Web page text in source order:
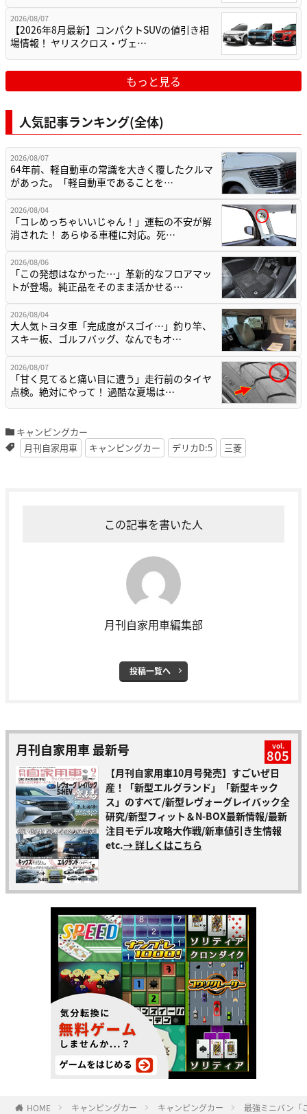
2026/08/07
【2026年8月最新】コンパクトSUVの値引き相
場情報！ ヤリスクロス・ヴェ…
もっと見る
人気記事ランキング(全体)
2026/08/07
64年前、軽自動車の常識を大きく覆したクルマ
があった。「軽自動車であることを…
2026/08/04
「コレめっちゃいいじゃん！」運転の不安が解
消された！ あらゆる車種に対応。死…
2026/08/06
「この発想はなかった…」革新的なフロアマッ
トが登場。純正品をそのまま活かせる…
2026/08/04
大人気トヨタ車「完成度がスゴイ…」釣り竿、
スキー板、ゴルフバッグ、なんでもオ…
2026/08/07
「甘く見てると痛い目に遭う」走行前のタイヤ
点検。絶対にやって！ 過酷な夏場は…
キャンピングカー
月刊自家用車
キャンピングカー デリカD:5 三菱
この記事を書いた人
月刊自家用車編集部
投稿一覧へ
月刊自家用車 最新号 vol.
805
【月刊自家用車10月号発売】すごいぜ日
産！「新型エルグランド」「新型キック
ス」のすべて/新型レヴォーグレイバック全
研究/新型フィット＆N-BOX最新情報/最新
注目モデル攻略大作戦/新車値引き生情報
etc.→ 詳しくはこちら
HOME キャンピングカー キャンピングカー 最強ミニバン「